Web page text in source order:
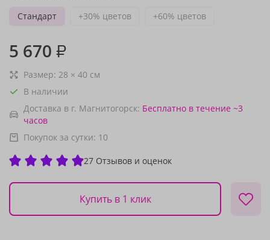
Стандарт
+30% цветов +60% цветов
5 670 ₽
Размер: 28 × 40 см
В наличии
Доставка в г. Магнитогорск: Бесплатно в течение ~3
часов
Покупок за сутки: 10
27 Отзывов и оценок
Купить в 1 клик